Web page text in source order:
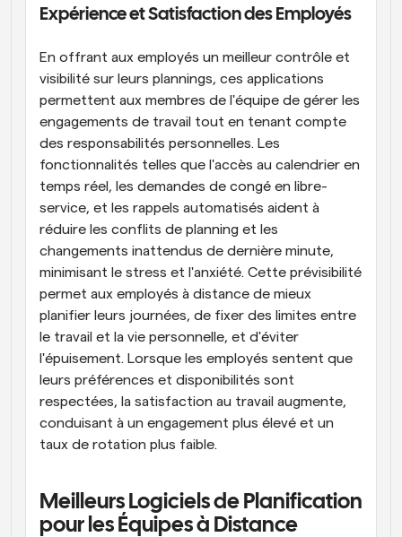
Expérience et Satisfaction des Employés
En offrant aux employés un meilleur contrôle et
visibilité sur leurs plannings, ces applications
permettent aux membres de l'équipe de gérer les
engagements de travail tout en tenant compte
des responsabilités personnelles. Les
fonctionnalités telles que l'accès au calendrier en
temps réel, les demandes de congé en libre-
service, et les rappels automatisés aident à
réduire les conflits de planning et les
changements inattendus de dernière minute,
minimisant le stress et l'anxiété. Cette prévisibilité
permet aux employés à distance de mieux
planifier leurs journées, de fixer des limites entre
le travail et la vie personnelle, et d'éviter
l'épuisement. Lorsque les employés sentent que
leurs préférences et disponibilités sont
respectées, la satisfaction au travail augmente,
conduisant à un engagement plus élevé et un
taux de rotation plus faible.
Meilleurs Logiciels de Planification
pour les Équipes à Distance